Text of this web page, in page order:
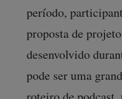
período,
proposta de
desenvolvido
pode ser uma